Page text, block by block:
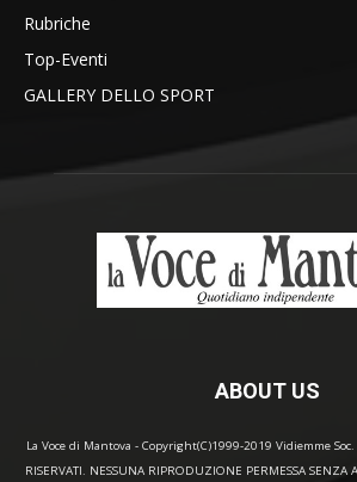
Rubriche
Top-Eventi
GALLERY DELLO SPORT
ABOUT US
La Voce di Mantova - Copyright(C)1999-2019 Vidiemme Soc.
RISERVATI. NESSUNA RIPRODUZIONE PERMESSA